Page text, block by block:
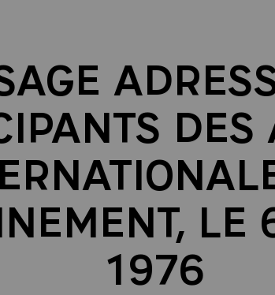
DES
LE
1976